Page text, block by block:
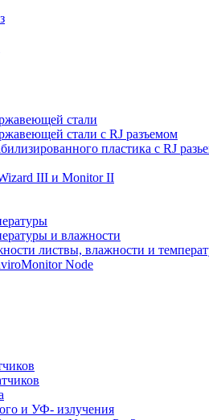
стали
стали с RJ разъемом
пластика с RJ
III и Monitor II
и влажности
листвы, влажности и
Node
и УФ- излучения